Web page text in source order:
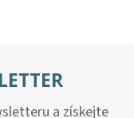
a získejte